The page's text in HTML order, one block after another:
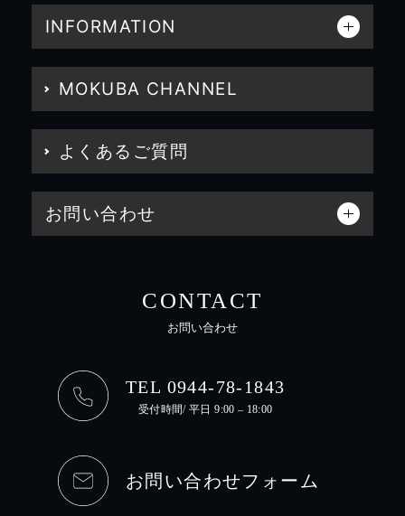
INFORMATION
MOKUBA CHANNEL
よくあるご質問
お問い合わせ
CONTACT
お問い合わせ
TEL 0944-78-1843
受付時間/ 平日 9:00 – 18:00
お問い合わせフォーム